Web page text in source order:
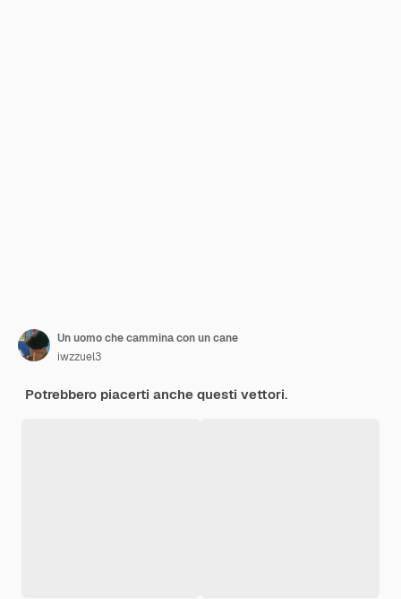
Un uomo che cammina con un cane
iwzzuel3
Potrebbero piacerti anche questi vettori.